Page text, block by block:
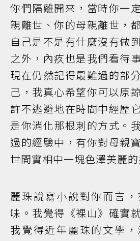
你們隔離開來，當時你一
親離世、你的母親離世，
自己是不是有什麼沒有做
之外，內疚也是我們看待
現在仍然記得最難過的部
己，我真心希望你可以原
許不逃避地在時間中經歷
是你消化那根刺的方式。
過的經驗中，有你對母親
世間實相中一塊色澤美麗的
麗珠說寫小說對你而言
味。我覺得《裸山》確實
我覺得近年麗珠的文學